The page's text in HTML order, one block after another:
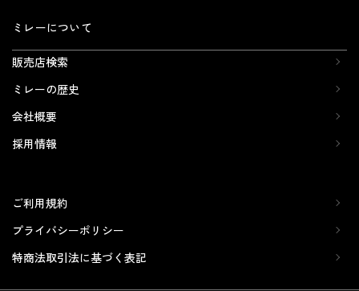
ミレーについて
販売店検索
ミレーの歴史
会社概要
採用情報
ご利用規約
プライバシーポリシー
特商法取引法に基づく表記